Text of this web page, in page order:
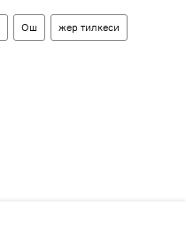
Ош жер тилкеси